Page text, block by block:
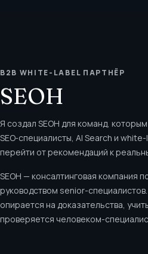
B2B WHITE-LABEL ПАРТНЁР
SEOH
Я создал SEOH для команд,
SEO‑специалисты, AI Search и
перейти от рекомендаций к
SEOH — консалтинговая компания
руководством senior-
опирается на доказательства,
проверяется человеком-